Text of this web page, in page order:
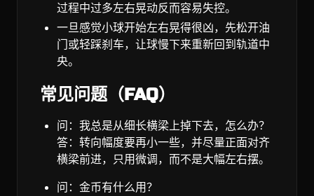
过程中过多左右晃动反而容易失控。
一旦感觉小球开始左右晃得很凶，先松开油
门或轻踩刹车，让球慢下来重新回到轨道中
央。
常见问题（FAQ）
问：我总是从细长横梁上掉下去，怎么办？
答：转向幅度要再小一些，并尽量正面对齐
横梁前进，只用微调，而不是大幅左右摆。
问：金币有什么用？